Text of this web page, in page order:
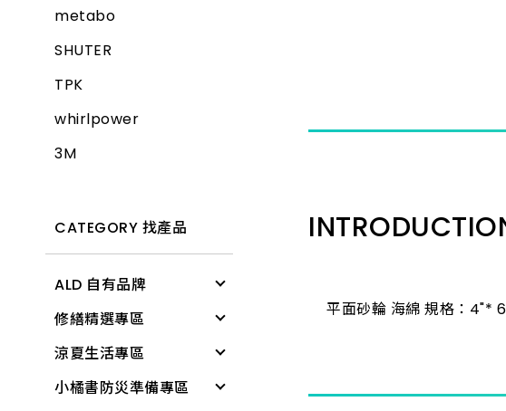
metabo
SHUTER
TPK
whirlpower
3M
CATEGORY 找產品
ALD 自有品牌
清潔用具
電燈
文具用品
修繕精選專區
修繕工具
工作防護
涼夏生活專區
涼感降溫
小橘書防災準備專區
平面砂輪 海綿 規格：4"*